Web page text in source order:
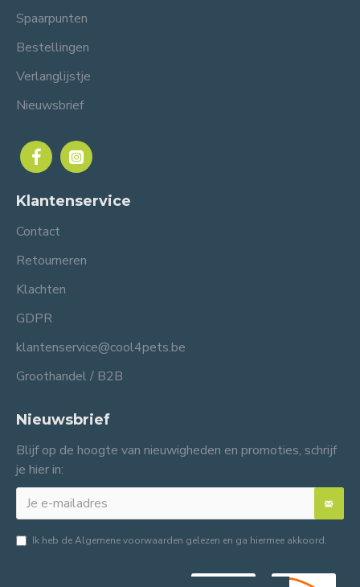
Spaarpunten
Bestellingen
Verlanglijstje
Nieuwsbrief
Klantenservice
Contact
Retourneren
Klachten
GDPR
klantenservice@cool4pets.be
Groothandel / B2B
Nieuwsbrief
Blijf op de hoogte van nieuwigheden en promoties, schrijf
je hier in:
Ik heb deAlgemene voorwaarden gelezen en ga hiermee akkoord.